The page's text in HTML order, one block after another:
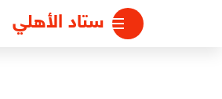
ستاد الأهلي